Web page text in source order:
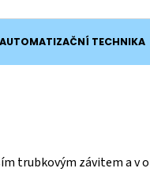
AUTOMATIZAČNÍ TECHNIKA
trubkovým závitem a v